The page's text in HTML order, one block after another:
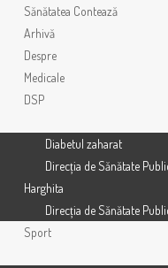
CÂTEVA
Sănătatea Contează
Arhivă
Despre
Medicale
DSP
Diabetul zaharat
Direcția de Sănătate
Harghita
Direcția de Sănătate
Sport